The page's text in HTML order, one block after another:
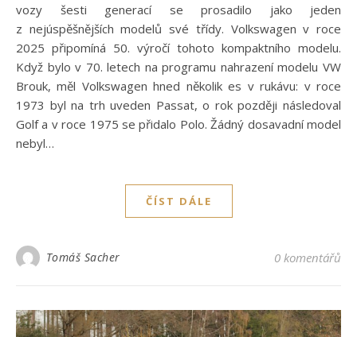
vozy šesti generací se prosadilo jako jeden
z nejúspěšnějších modelů své třídy. Volkswagen v roce
2025 připomíná 50. výročí tohoto kompaktního modelu.
Když bylo v 70. letech na programu nahrazení modelu VW
Brouk, měl Volkswagen hned několik es v rukávu: v roce
1973 byl na trh uveden Passat, o rok později následoval
Golf a v roce 1975 se přidalo Polo. Žádný dosavadní model
nebyl…
ČÍST DÁLE
Tomáš Sacher 0 komentářů